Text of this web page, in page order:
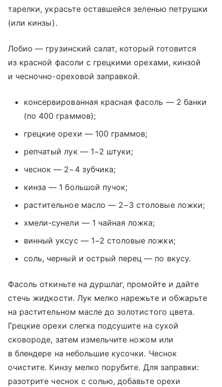
тарелки, украсьте оставшейся зеленью петрушки
(или кинзы).
Лобио — грузинский салат, который готовится
из красной фасоли с грецкими орехами, кинзой
и чесночно-ореховой заправкой.
консервированная красная фасоль — 2 банки
(по 400 граммов);
грецкие орехи — 100 граммов;
репчатый лук — 1−2 штуки;
чеснок — 2−4 зубчика;
кинза — 1 большой пучок;
растительное масло — 2−3 столовые ложки;
хмели-сунели — 1 чайная ложка;
винный уксус — 1−2 столовые ложки;
соль, черный и острый перец — по вкусу.
Фасоль откиньте на дуршлаг, промойте и дайте
стечь жидкости. Лук мелко нарежьте и обжарьте
на растительном масле до золотистого цвета.
Грецкие орехи слегка подсушите на сухой
сковороде, затем измельчите ножом или
в блендере на небольшие кусочки. Чеснок
очистите. Кинзу мелко порубите. Для заправки:
разотрите чеснок с солью, добавьте орехи